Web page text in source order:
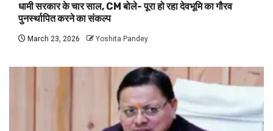
धामी सरकार के चार साल, CM बोले- पूरा हो रहा देवभूमि का गौरव
पुनर्स्थापित करने का संकल्प
March 23, 2026 Yoshita Pandey